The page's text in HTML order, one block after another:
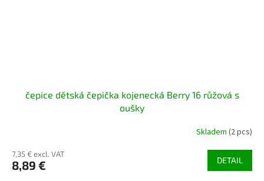
čepice dětská čepička kojenecká Berry 16 růžová s
oušky
Skladem (2 pcs)
7,35 € excl. VAT
8,89 € DETAIL